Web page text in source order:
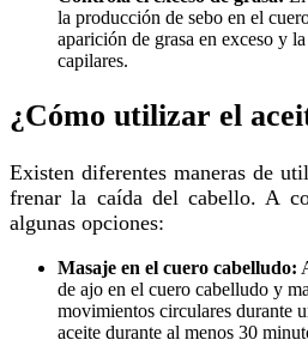
la producción de sebo en el
aparición de grasa en exceso y
capilares.
¿Cómo utilizar el
Existen diferentes maneras de utilizar el aceite de ajo para
frenar la caída del cabello. A
algunas opciones:
Masaje en el cuero cabelludo:
de ajo en el cuero cabelludo y
movimientos circulares durante
aceite durante al menos 30